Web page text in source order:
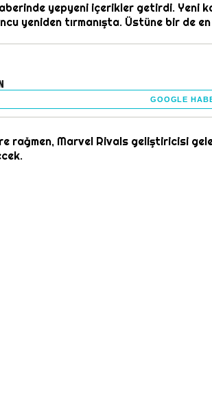
yepyeni içerikler getirdi. Yeni
yeniden tırmanışta. Üstüne bir
GOOGLE
rağmen, Marvel Rivals geliştiricisi